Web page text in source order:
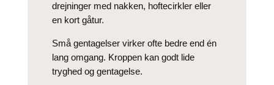
drejninger med nakken, hoftecirkler eller
en kort gåtur.
Små gentagelser virker ofte bedre end én
lang omgang. Kroppen kan godt lide
tryghed og gentagelse.